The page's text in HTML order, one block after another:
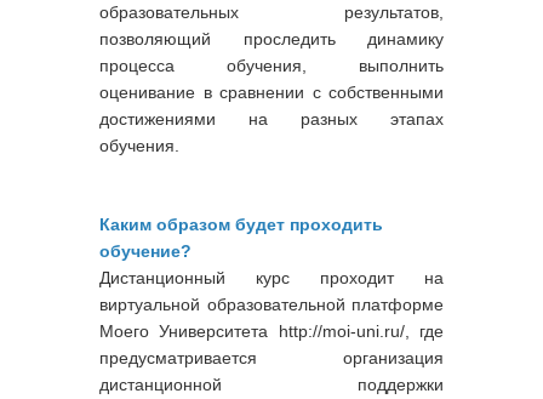
образовательных результатов,
позволяющий проследить динамику
процесса обучения, выполнить
оценивание в сравнении с собственными
достижениями на разных этапах
обучения.
Каким образом будет проходить
обучение?
Дистанционный курс проходит на
виртуальной образовательной платформе
Моего Университета http://moi-uni.ru/, где
предусматривается организация
дистанционной поддержки